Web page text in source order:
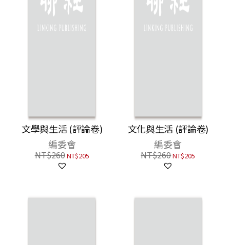
文學與生活 (評論卷)
編委會
NT$260NT$205
文化與生活 (評論卷)
編委會
NT$260NT$205